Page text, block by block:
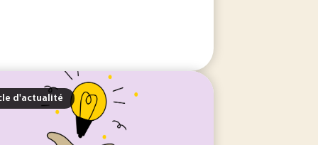
d'actualité